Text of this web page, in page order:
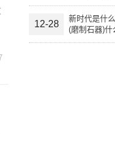
12-28
新时代是什
(磨制石器)
代什么意思